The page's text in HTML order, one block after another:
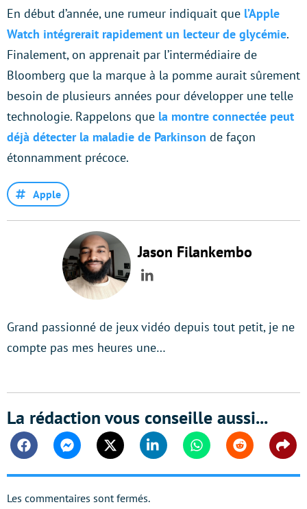
En début d’année, une rumeur indiquait que l’Apple
Watch intégrerait rapidement un lecteur de glycémie.
Finalement, on apprenait par l’intermédiaire de
Bloomberg que la marque à la pomme aurait sûrement
besoin de plusieurs années pour développer une telle
technologie. Rappelons que la montre connectée peut
déjà détecter la maladie de Parkinson de façon
étonnamment précoce.
Apple
Jason Filankembo
LinkedIn
Grand passionné de jeux vidéo depuis tout petit, je ne
compte pas mes heures une…
La rédaction vous conseille aussi...
FacebookMessengerTwitter Linkedin WhatsappReddit
Les commentaires sont fermés.